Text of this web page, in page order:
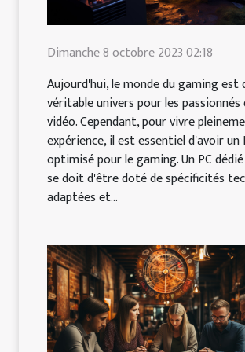
Dimanche 8 octobre 2023 02:18
Aujourd'hui, le monde du gaming est
véritable univers pour les passionnés
vidéo. Cependant, pour vivre
expérience, il est essentiel d'avoir un
optimisé pour le gaming. Un PC
se doit d'être doté de spécificités
adaptées et...